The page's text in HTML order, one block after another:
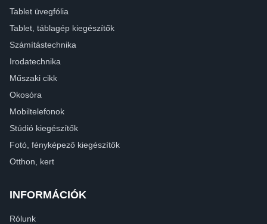
Tablet üvegfólia
Tablet, táblagép kiegészítők
Számítástechnika
Irodatechnika
Műszaki cikk
Okosóra
Mobiltelefonok
Stúdió kiegészítők
Fotó, fényképező kiegészítők
Otthon, kert
INFORMÁCIÓK
Rólunk